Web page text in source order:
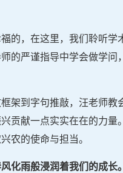
的，在这里，我们聆听学
的严谨指导中学会做学问
架到字句推敲，汪老师教
贡献一点实实在在的力量
农的使命与担当。
化雨般浸润着我们的成长。